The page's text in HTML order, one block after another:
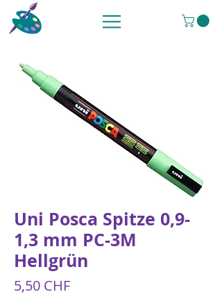
Uni Posca Spitze 0,9-
1,3 mm PC-3M
Hellgrün
5,50 CHFPreis